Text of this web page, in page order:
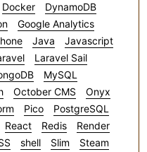
Docker
DynamoDB
Google Analytics
Java
Javascript
Laravel Sail
MySQL
October CMS
Onyx
Pico
PostgreSQL
React Redis
Render
shell Slim
Steam